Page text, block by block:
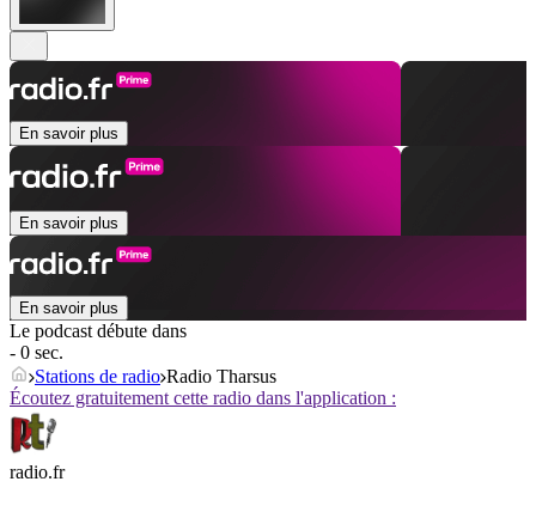
En savoir plus
En savoir plus
En savoir plus
Le podcast débute dans
- 0 sec.
Stations de radio Radio Tharsus
Écoutez gratuitement cette radio dans l'application :
radio.fr